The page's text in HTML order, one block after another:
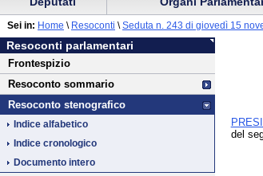
di
ausilio
alla
navigazione
Menu
di
navigazione
principale
di
navigazione
principale
menu
di
sezione
Vai
al
contenuto
Resoconti parlamentari
Frontespizio
Resoconto sommario
Resoconto stenografico
Indice alfabetico
Indice cronologico
Documento intero
Sei in: Home \ Resoconti \ Seduta n. 243 di giovedì 15
del